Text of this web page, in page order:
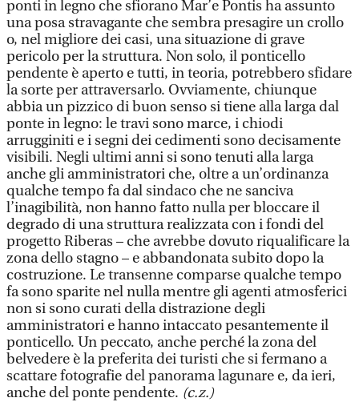
ponti in legno che sfiorano Mar’e Pontis ha assunto
una posa stravagante che sembra presagire un crollo
o, nel migliore dei casi, una situazione di grave
pericolo per la struttura. Non solo, il ponticello
pendente è aperto e tutti, in teoria, potrebbero sfidare
la sorte per attraversarlo. Ovviamente, chiunque
abbia un pizzico di buon senso si tiene alla larga dal
ponte in legno: le travi sono marce, i chiodi
arrugginiti e i segni dei cedimenti sono decisamente
visibili. Negli ultimi anni si sono tenuti alla larga
anche gli amministratori che, oltre a un’ordinanza
qualche tempo fa dal sindaco che ne sanciva
l’inagibilità, non hanno fatto nulla per bloccare il
degrado di una struttura realizzata con i fondi del
progetto Riberas – che avrebbe dovuto riqualificare la
zona dello stagno – e abbandonata subito dopo la
costruzione. Le transenne comparse qualche tempo
fa sono sparite nel nulla mentre gli agenti atmosferici
non si sono curati della distrazione degli
amministratori e hanno intaccato pesantemente il
ponticello. Un peccato, anche perché la zona del
belvedere è la preferita dei turisti che si fermano a
scattare fotografie del panorama lagunare e, da ieri,
anche del ponte pendente. (c.z.)